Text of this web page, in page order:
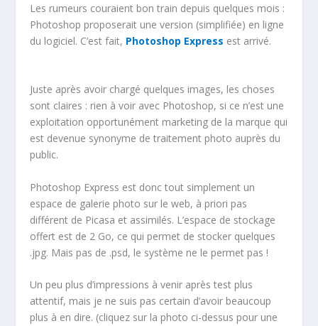
Les rumeurs couraient bon train depuis quelques mois :
Photoshop proposerait une version (simplifiée) en ligne
du logiciel. C’est fait, Photoshop Express est arrivé.
Juste après avoir chargé quelques images, les choses
sont claires : rien à voir avec Photoshop, si ce n’est une
exploitation opportunément marketing de la marque qui
est devenue synonyme de traitement photo auprès du
public.
Photoshop Express est donc tout simplement un
espace de galerie photo sur le web, à priori pas
différent de Picasa et assimilés. L’espace de stockage
offert est de 2 Go, ce qui permet de stocker quelques
.jpg. Mais pas de .psd, le système ne le permet pas !
Un peu plus d’impressions à venir après test plus
attentif, mais je ne suis pas certain d’avoir beaucoup
plus à en dire. (cliquez sur la photo ci-dessus pour une